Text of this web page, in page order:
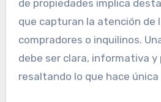
de propiedades implica
que capturan la atención de
compradores o inquilinos.
debe ser clara, informativa y
resaltando lo que hace única